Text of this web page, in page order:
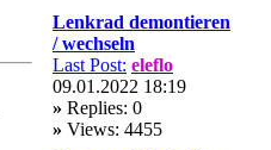
Lenkrad demontieren
/ wechseln
Last Post: eleflo
09.01.2022 18:19
» Replies: 0
» Views: 4455